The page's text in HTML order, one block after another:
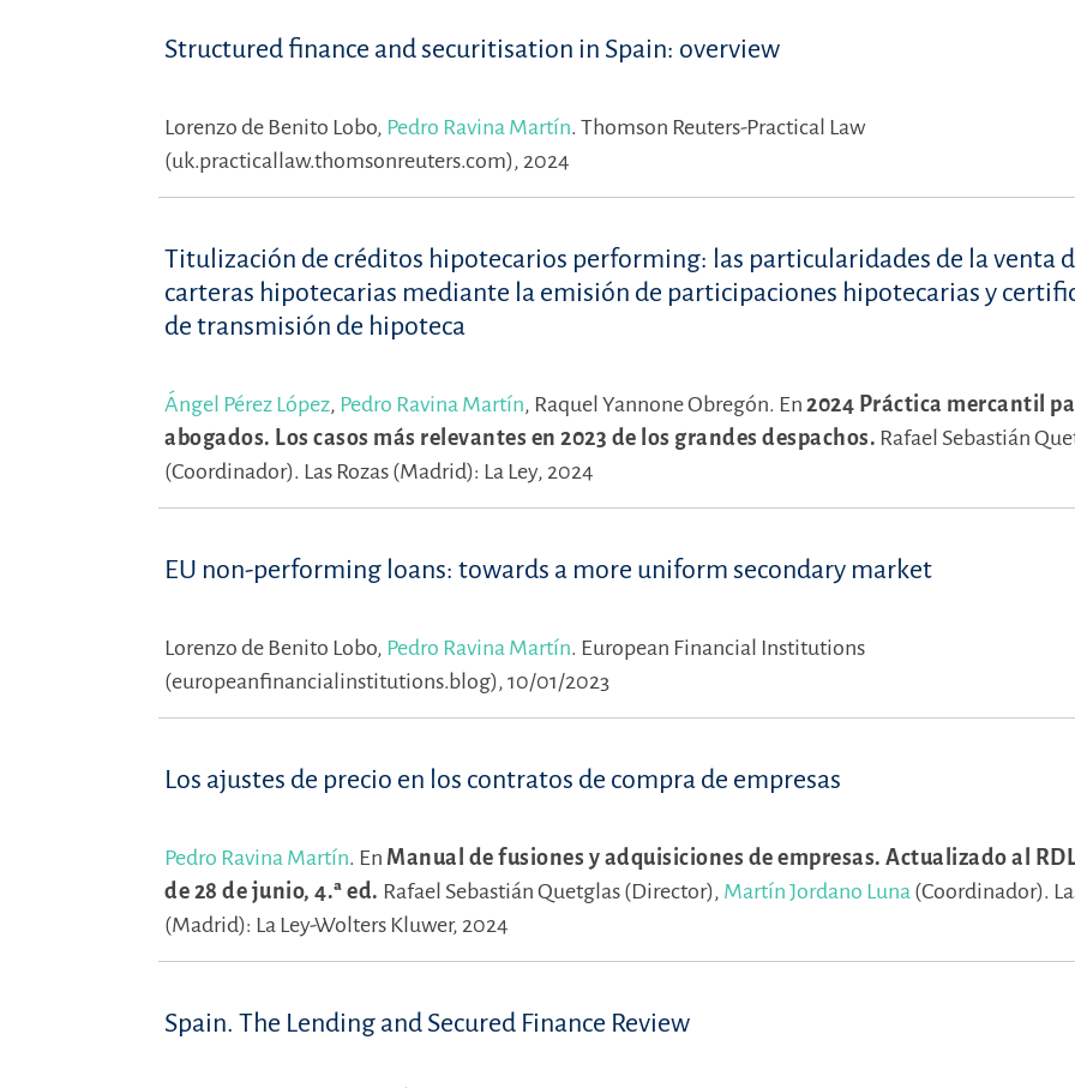
Structured finance and securitisation in Spain: overview
Lorenzo de Benito Lobo, Pedro Ravina Martín. Thomson Reuters-Practical Law
(uk.practicallaw.thomsonreuters.com), 2024
Titulización de créditos hipotecarios performing: las particularidades de la venta
carteras hipotecarias mediante la emisión de participaciones hipotecarias y
de transmisión de hipoteca
Ángel Pérez López, Pedro Ravina Martín, Raquel Yannone Obregón. En 2024 Práctica mercantil
abogados. Los casos más relevantes en 2023 de los grandes despachos. Rafael Sebastián
(Coordinador). Las Rozas (Madrid): La Ley, 2024
EU non-performing loans: towards a more uniform secondary market
Lorenzo de Benito Lobo, Pedro Ravina Martín. European Financial Institutions
(europeanfinancialinstitutions.blog), 10/01/2023
Los ajustes de precio en los contratos de compra de empresas
Pedro Ravina Martín. En Manual de fusiones y adquisiciones de empresas. Actualizado al
de 28 de junio, 4.ª ed. Rafael Sebastián Quetglas (Director), Martín Jordano Luna(Coordinador).
(Madrid): La Ley-Wolters Kluwer, 2024
Spain. The Lending and Secured Finance Review